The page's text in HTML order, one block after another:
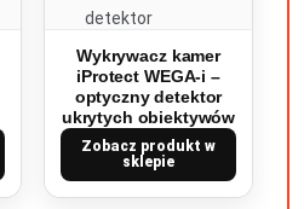
Wykrywacz kamer
iProtect WEGA-i –
optyczny detektor
ukrytych obiektywów
Zobacz produkt w
sklepie